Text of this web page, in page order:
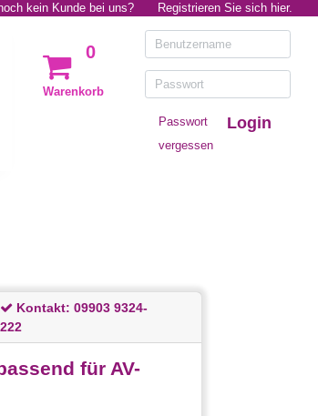
kein Kunde bei uns? Registrieren Sie sich hier.
0
Warenkorb
Passwort
vergessen
Login
Kontakt:09903 9324-
222
für AV-